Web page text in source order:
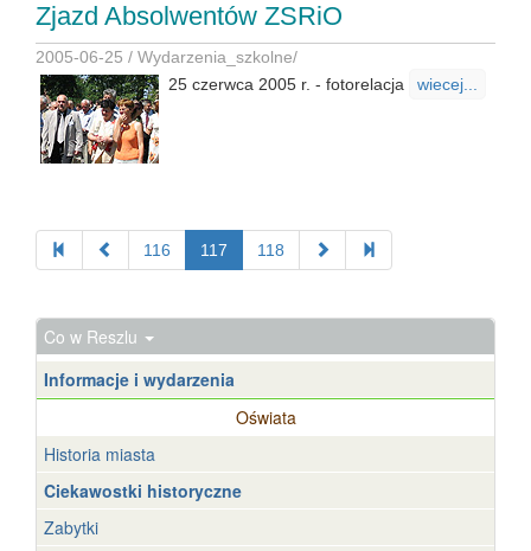
Zjazd Absolwentów ZSRiO
2005-06-25 / Wydarzenia_szkolne/
25 czerwca 2005 r. - fotorelacja
wiecej...
116 117 118
Co w Reszlu
Informacje i wydarzenia
Oświata
Historia miasta
Ciekawostki historyczne
Zabytki